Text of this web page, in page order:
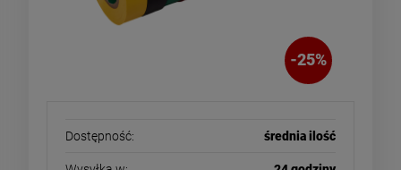
-25%
Dostępność: średnia ilość